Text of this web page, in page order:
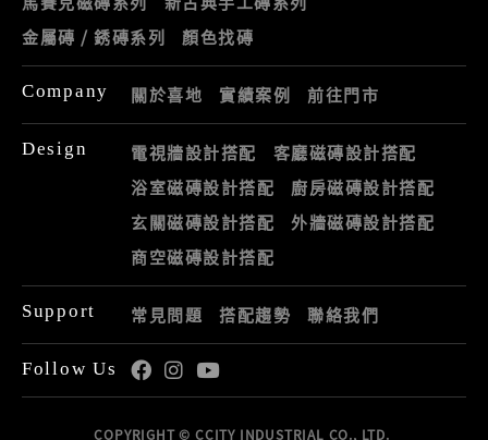
金屬磚 / 銹磚系列
顏色找磚
Company 關於喜地 實績案例 前往門市
Design 電視牆設計搭配
客廳磁磚設計搭配
浴室磁磚設計搭配
廚房磁磚設計搭配
玄關磁磚設計搭配
外牆磁磚設計搭配
商空磁磚設計搭配
Support 常見問題 搭配趨勢 聯絡我們
Follow Us
COPYRIGHT © CCITY INDUSTRIAL CO., LTD.